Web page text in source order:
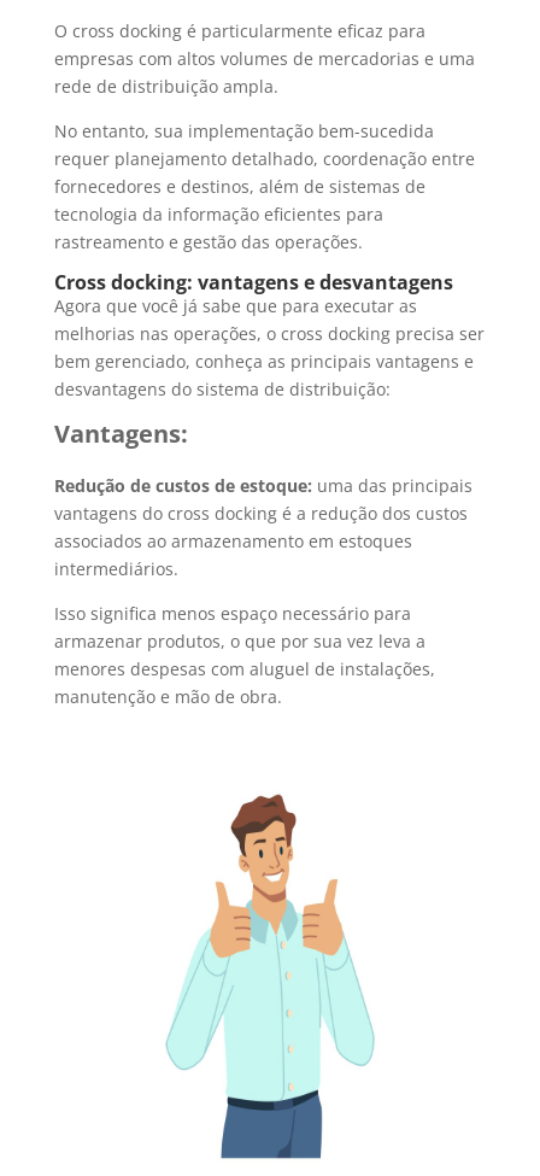
O cross docking é particularmente eficaz para
empresas com altos volumes de mercadorias e uma
rede de distribuição ampla.
No entanto, sua implementação bem-sucedida
requer planejamento detalhado, coordenação entre
fornecedores e destinos, além de sistemas de
tecnologia da informação eficientes para
rastreamento e gestão das operações.
Cross docking: vantagens e desvantagens
Agora que você já sabe que para executar as
melhorias nas operações, o cross docking precisa ser
bem gerenciado, conheça as principais vantagens e
desvantagens do sistema de distribuição:
Vantagens:
Redução de custos de estoque: uma das principais
vantagens do cross docking é a redução dos custos
associados ao armazenamento em estoques
intermediários.
Isso significa menos espaço necessário para
armazenar produtos, o que por sua vez leva a
menores despesas com aluguel de instalações,
manutenção e mão de obra.